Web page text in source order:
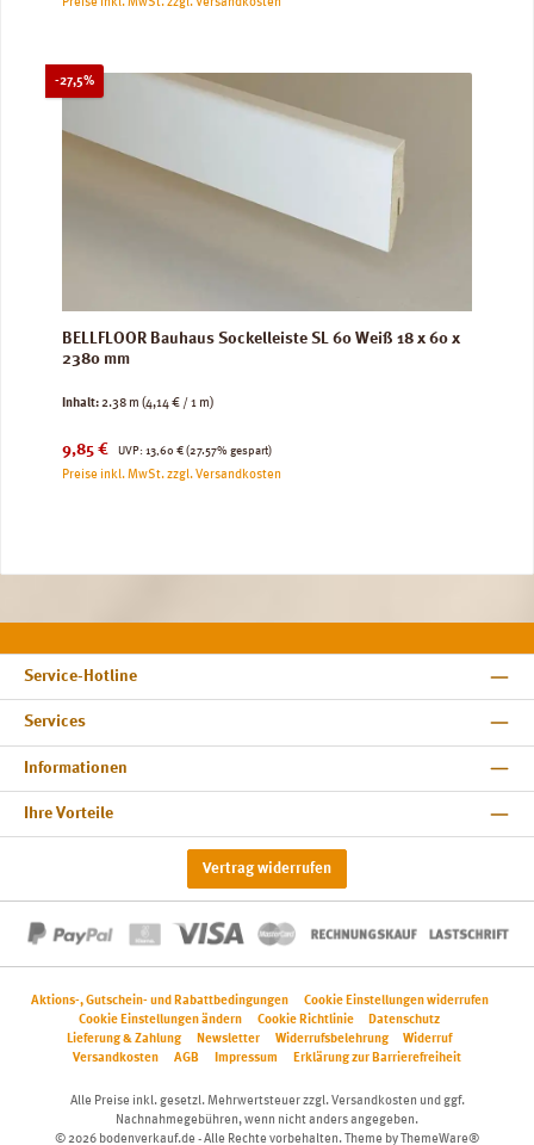
-27,5%Rabatt
BELLFLOOR Bauhaus Sockelleiste SL 60 Weiß 18 x 60 x
2380 mm
Inhalt:2.38 m (4,14 € / 1 m)
Verkaufspreis:
9,85 € UVP:
Regulärer Preis:
13,60 € (27.57% gespart)
Preise inkl. MwSt. zzgl. Versandkosten
Service-Hotline
Services
Informationen
Ihre Vorteile
Vertrag widerrufen
Aktions-, Gutschein- und Rabattbedingungen
Cookie Einstellungen widerrufen
Cookie Einstellungen ändern
Cookie Richtlinie
Datenschutz
Lieferung & Zahlung
Newsletter Widerrufsbelehrung
Widerruf
Versandkosten
AGB Impressum Erklärung zur Barrierefreiheit
Alle Preise inkl. gesetzl. Mehrwertsteuer zzgl.Versandkosten und ggf.
Nachnahmegebühren, wenn nicht anders angegeben.
© 2026 bodenverkauf.de - Alle Rechte vorbehalten. Theme byThemeWare®